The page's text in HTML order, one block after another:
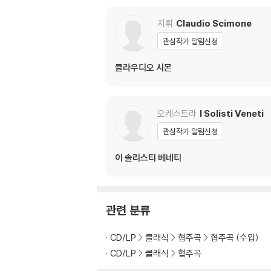
모음곡 [그린 컬러 LP]
ertos)
지휘 Claudio Scimone
관심작가 알림신청
클라우디오 시몬
오케스트라 I Solisti Veneti
관심작가 알림신청
이 솔리스티 베네티
관련 분류
CD/LP 클래식 협주곡
협주곡 (수입)
CD/LP
클래식 협주곡